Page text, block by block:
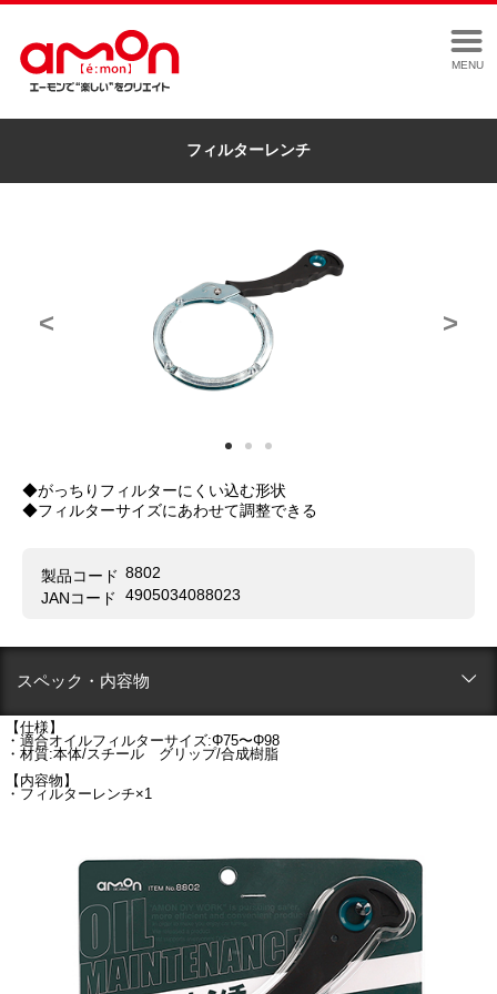
MENU
フィルターレンチ
< >
◆がっちりフィルターにくい込む形状
◆フィルターサイズにあわせて調整できる
製品コード 8802
JANコード
4905034088023
スペック・内容物
【仕様】
・適合オイルフィルターサイズ:Φ75〜Φ98
・材質:本体/スチール グリップ/合成樹脂
【内容物】
・フィルターレンチ×1